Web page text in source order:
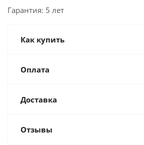
Гарантия: 5 лет
Как купить
Оплата
Доставка
Отзывы